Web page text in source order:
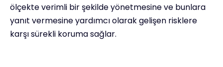
ölçekte verimli bir şekilde yönetmesine ve bunlara
yanıt vermesine yardımcı olarak gelişen risklere
karşı sürekli koruma sağlar.